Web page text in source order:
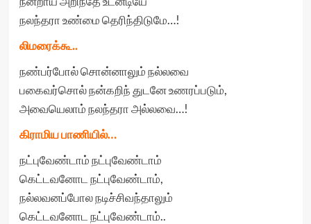
நலந்தரா உண்மை தெரிந்திடுமே…!
லிமரைக்கூ..
நண்பர்போல் சொன்னாலும் நல்லவை
பகைவர்சொல் நன்கறிந் துடனே உணரப்படும்,
அவையெலாம் நலந்தரா அல்லவை…!
கிராமிய பாணியில்…
நட்புவேண்டாம் நட்புவேண்டாம்
கெட்டவனோட நட்புவேண்டாம்,
நல்லவனப்போல நடிச்சிவந்தாலும்
கெட்டவனோட நட்புவேண்டாம்..